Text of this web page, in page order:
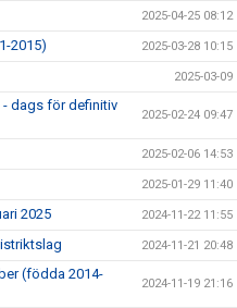
2025-04-25 08:12
2015) 2025-03-28 10:15
2025-03-09
- dags för definitiv
2025-02-24 09:47
2025-02-06 14:53
2025-01-29 11:40
2025 2024-11-22 11:55
2024-11-21 20:48
(födda 2014-
2024-11-19 21:16